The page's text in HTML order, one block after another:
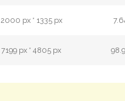
2000 px * 1335 px
7199 px * 4805 px